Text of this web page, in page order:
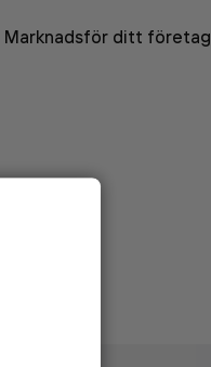
Marknadsför ditt företag